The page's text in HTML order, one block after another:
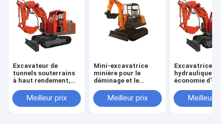
Excavateur de
tunnels souterrains
à haut rendement,
économie d'énergie
Meilleur prix
Mini-excavatrice
minière pour le
déminage et le
de charbon
souterraine
Meilleur prix
Excavatrice
hydraulique à
économie
minièreMeilleur